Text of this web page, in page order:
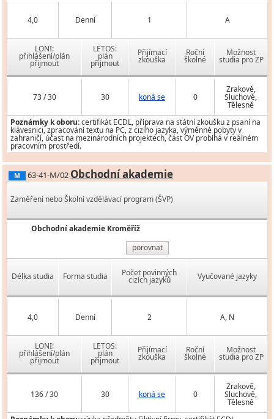
4,0 Denní 1 A
LONI:
přihlášení/plán
přijmout
LETOS:
plán
přijmout
Přijímací
zkouška
Roční
školné
Možnost
studia pro ZP
73 / 30 30 koná se 0
Zrakově,
Sluchově,
Tělesně
Poznámky k oboru:certifikát ECDL, příprava na státní zkoušku z psaní na
klávesnici, zpracování textu na PC, z cizího jazyka, výměnné pobyty v
zahraničí, účast na mezinárodních projektech, část OV probíhá v reálném
pracovním prostředí.
M 63-41-M/02 Obchodní akademie
Zaměření nebo Školní vzdělávací program (ŠVP)
Obchodní akademie Kroměříž
porovnat
Délka studia Forma studia Počet povinných
cizích jazyků Vyučované jazyky
4,0 Denní 2 A, N
LONI:
přihlášení/plán
přijmout
LETOS:
plán
přijmout
Přijímací
zkouška
Roční
školné
Možnost
studia pro ZP
136 / 30 30 koná se 0
Zrakově,
Sluchově,
Tělesně